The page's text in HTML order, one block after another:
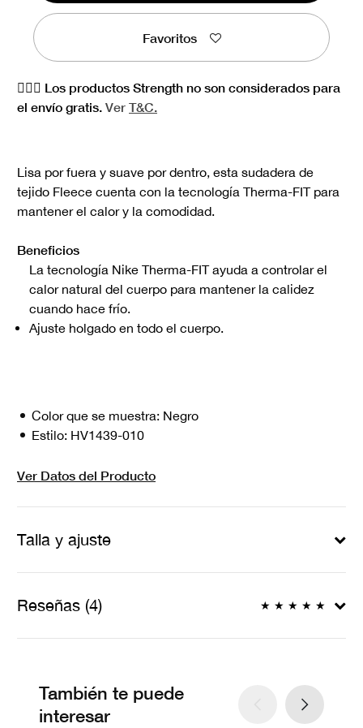
Favoritos
🏋🏻‍♀️ Los productos Strength no son considerados para
el envío gratis. Ver T&C.
Lisa por fuera y suave por dentro, esta sudadera de
tejido Fleece cuenta con la tecnología Therma-FIT para
mantener el calor y la comodidad.
Beneficios
La tecnología Nike Therma-FIT ayuda a controlar el
calor natural del cuerpo para mantener la calidez
cuando hace frío.
Ajuste holgado en todo el cuerpo.
Color que se muestra: Negro
Estilo: HV1439-010
Ver Datos del Producto
Talla y ajuste
Reseñas (4) ★ ★ ★ ★ ★
También te puede
interesar